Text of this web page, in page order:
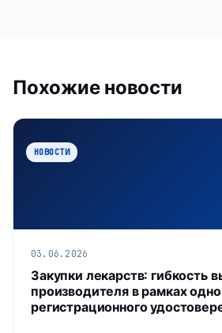
Похожие новости
НОВОСТИ
03.06.2026
Закупки лекарств: гибкость
производителя в рамках
регистрационного